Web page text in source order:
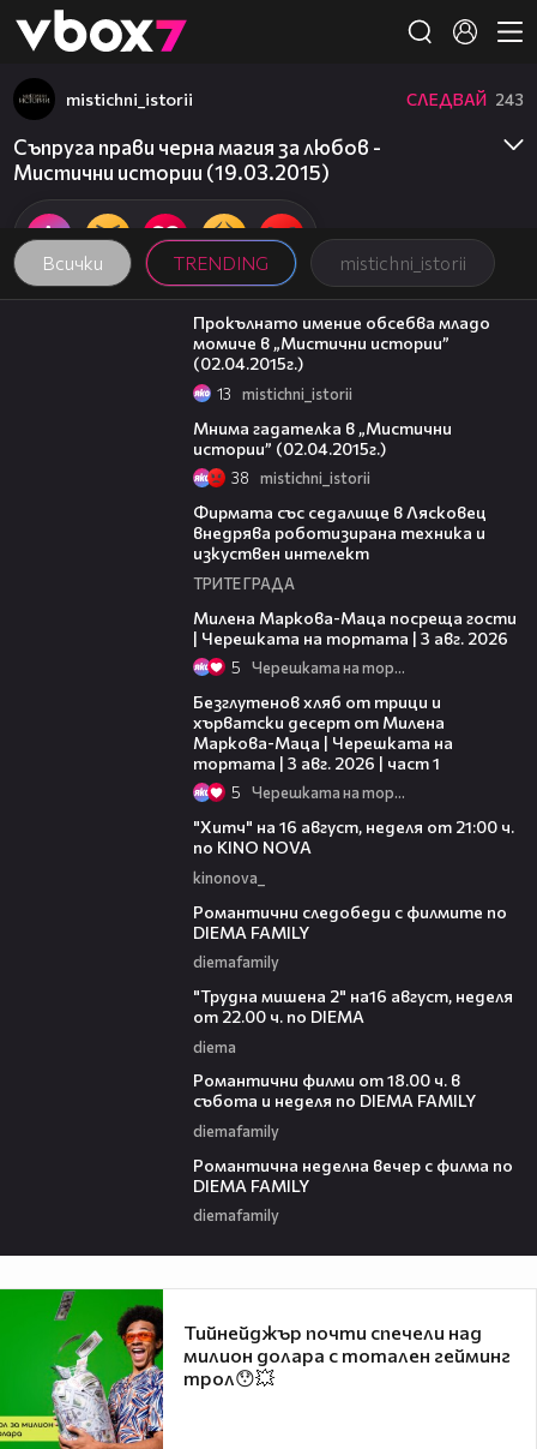
👾
Всички TRENDING mistichni_istorii
mistichni_istorii СЛЕДВАЙ 243
Съпруга прави черна магия за любов -
Мистични истории (19.03.2015)
21:28
Прокълнато имение обсебва младо
момиче в „Мистични истории”
(02.04.2015г.)
13 mistichni_istorii
Мнима гадателка в „Мистични
истории” (02.04.2015г.)
38 mistichni_istorii
Фирмата със седалище в Лясковец
внедрява роботизирана техника и
изкуствен интелект
ТРИТЕ ГРАДА
Милена Маркова-Маца посреща гости
| Черешката на тортата | 3 авг. 2026
5 Черешката на тортата
Безглутенов хляб от трици и
хърватски десерт от Милена
Маркова-Маца | Черешката на
тортата | 3 авг. 2026 | част 1
5 Черешката на тортата
"Хитч" на 16 август, неделя от 21:00 ч.
по KINO NOVA
kinonova_
Романтични следобеди с филмите по
DIEMA FAMILY
diemafamily
"Трудна мишена 2" на16 август, неделя
от 22.00 ч. по DIEMA
diema
Романтични филми от 18.00 ч. в
събота и неделя по DIEMA FAMILY
diemafamily
Романтичнa неделна вечер с филма по
DIEMA FAMILY
diemafamily
Тийнейджър почти спечели над
милион долара с тотален гейминг
трол😯💥